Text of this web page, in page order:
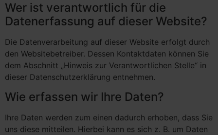
Wer ist verantwortlich für die
Datenerfassung auf dieser Website?
Die Datenverarbeitung auf dieser Website erfolgt durch
den Websitebetreiber. Dessen Kontaktdaten können Sie
dem Abschnitt „Hinweis zur Verantwortlichen Stelle“ in
dieser Datenschutzerklärung entnehmen.
Wie erfassen wir Ihre Daten?
Ihre Daten werden zum einen dadurch erhoben, dass Sie
uns diese mitteilen. Hierbei kann es sich z. B. um Daten